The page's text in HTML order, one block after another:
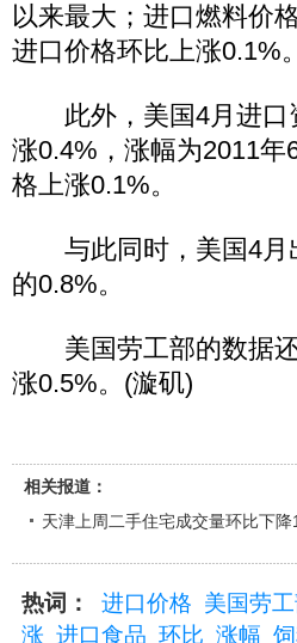
以来最大；进口燃料价
进口价格环比上涨0.1%。
此外，美国4月进口
涨0.4%，涨幅为2011
格上涨0.1%。
与此同时，美国4月
的0.8%。
美国劳工部的数据还
涨0.5%。(漩矶)
相关报道：
天津上周二手住宅成交量环比下降
热词： 进口价格 美国劳
涨 进口食品 环比 涨幅